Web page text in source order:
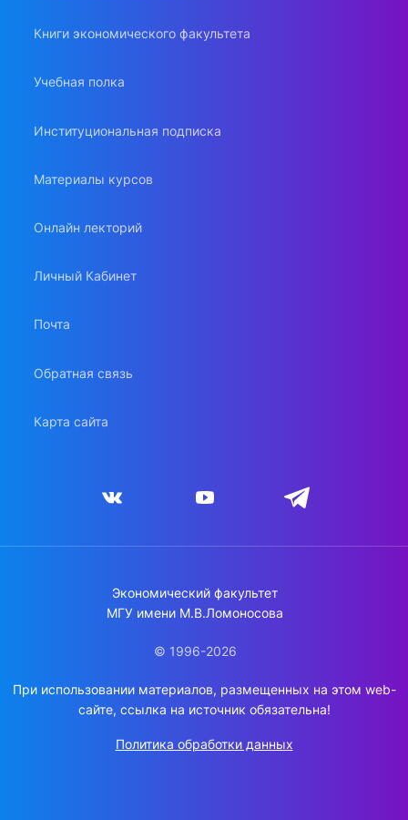
Книги экономического факультета
Учебная полка
Институциональная подписка
Материалы курсов
Онлайн лекторий
Личный Кабинет
Почта
Обратная связь
Карта сайта
Экономический факультет
МГУ имени М.В.Ломоносова
© 1996-2026
При использовании материалов, размещенных на этом web-
сайте, ссылка на источник обязательна!
Политика обработки данных